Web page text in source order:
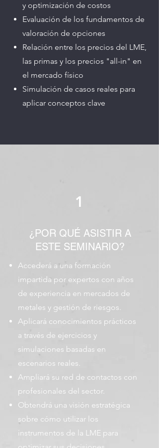
y optimización de costos
Evaluación de los fundamentos de
valoración de opciones
Relación entre los precios del LME,
las primas y los precios "all-in" en
el mercado físico
Simulación de casos reales para
aplicar conceptos clave
1
¿POR QUÉ ASISTIR A
ESTE SEMINARIO?
Accederá a una formación
impartida por expertos con años
de experiencia en mercados de
metales y gestión de riesgos.
Aplicará conocimientos prácticos
a través de ejercicios y
simulaciones basadas en
escenarios reales.
Ampliará su red de contactos con
profesionales del sector.
Obtendrá una visión estratégica
sobre cómo utilizar los
instrumentos de la LME para